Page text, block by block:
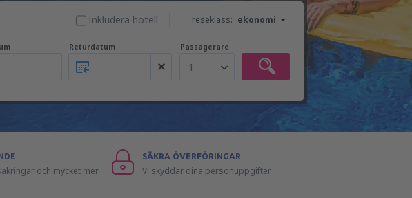
reseklass: ekonomi
Inkludera hotell
Returdatum Passagerare
1
och mycket mer
SÄKRA ÖVERFÖRINGAR
Vi skyddar dina personuppgifter